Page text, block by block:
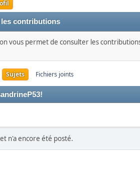
les contributions
vous permet de consulter les
Sujets Fichiers joints
n'a encore été posté.